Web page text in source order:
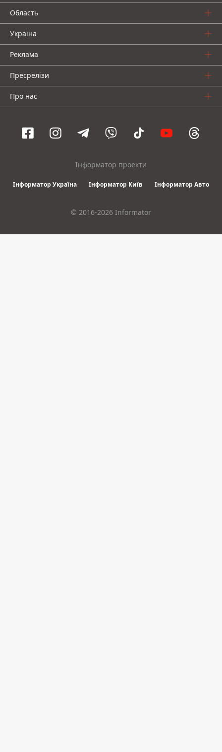
Область
Україна
Реклама
Пресрелізи
Про нас
Інформатор проекти
Інформатор Україна Інформатор Київ Інформатор Авто
© 2016-2026 Informator